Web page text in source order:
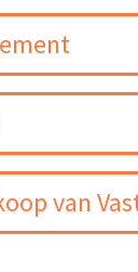
van